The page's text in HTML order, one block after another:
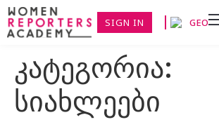
SIGN IN GEO
კატეგორია:
სიახლეები